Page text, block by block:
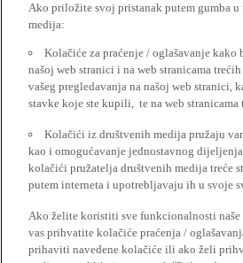
Ako priložite svoj pristanak putem gumba
medija:
Kolačiće za praćenje / oglašavanje
našoj web stranici i na web stranicama
vašeg pregledavanja na našoj web stranici,
stavke koje ste kupili, te na web
Kolačići iz društvenih medija pružaju
kao i omogućavanje jednostavnog dijeljenja
kolačići pružatelja društvenih medija treće
putem interneta i upotrebljavaju ih u svoje
Ako želite koristiti sve funkcionalnosti
vas prihvatite kolačiće praćenja /
prihaviti navedene kolačiće ili ako želi